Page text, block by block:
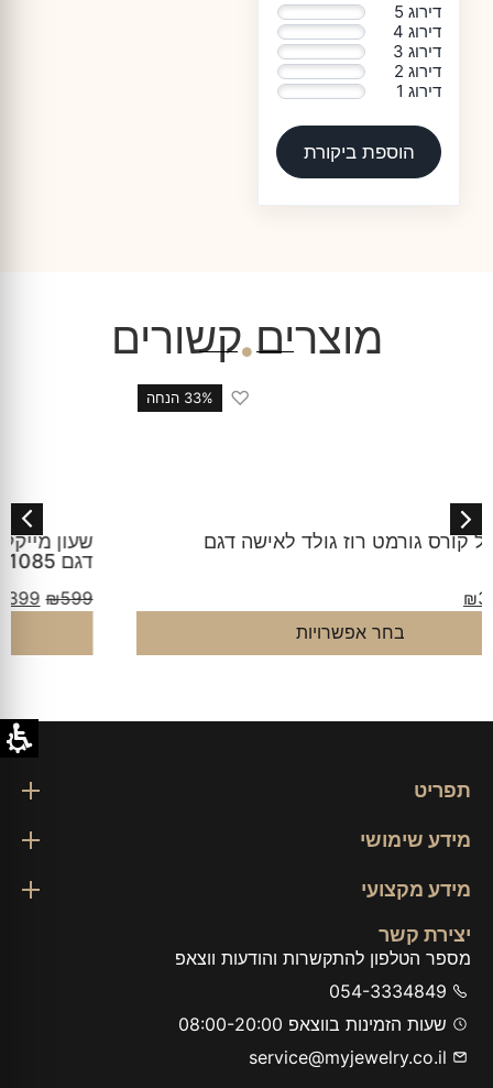
דירוג 5
דירוג 4
דירוג 3
דירוג 2
דירוג 1
הוספת ביקורת
מוצרים קשורים
שעון מייקל קורס לאישה זהב עדין כסף זהב כחול
תפריט
מידע שימושי
מידע מקצועי
יצירת קשר
מספר הטלפון להתקשרות והודעות ווצאפ
054-3334849
שעות הזמינות בווצאפ 08:00-20:00
service@myjewelry.co.il